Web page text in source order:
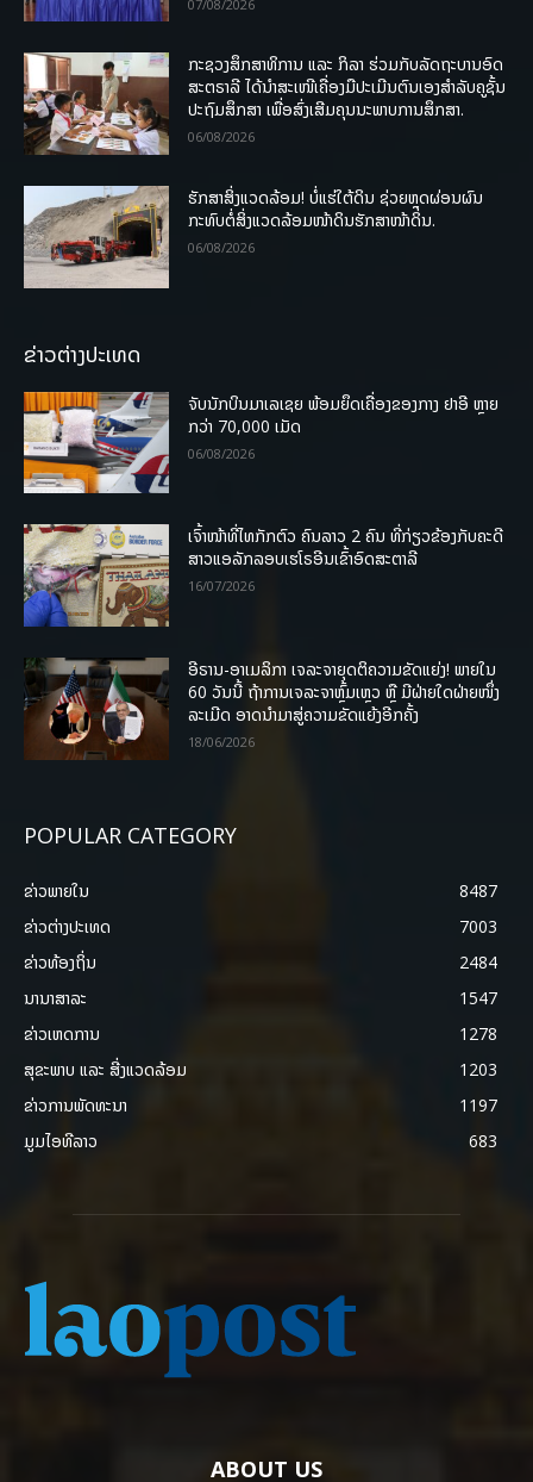
07/08/2026
ກະຊວງສຶກສາທິການ ແລະ ກິລາ ຮ່ວມກັບລັດຖະບານອົດ
ສະຕຣາລີ ໄດ້ນຳສະເໜີເຄື່ອງມືປະເມີນຕົນເອງສຳລັບຄູຊັ້ນ
ປະຖົມສຶກສາ ເພື່ອສົ່ງເສີມຄຸນນະພາບການສຶກສາ.
06/08/2026
ຮັກສາສິ່ງແວດລ້ອມ! ບໍ່ແຮ່ໃຕ້ດິນ ຊ່ວຍຫຼຸດຜ່ອນຜົນ
ກະທົບຕໍ່ສິ່ງແວດລ້ອມໜ້າດິນຮັກສາໜ້າດິນ.
06/08/2026
ຂ່າວຕ່າງປະເທດ
ຈັບນັກບິນມາເລເຊຍ ພ້ອມຍຶດເຄື່ອງຂອງກາງ ຢາອີ ຫຼາຍ
ກວ່າ 70,000 ເມັດ
06/08/2026
ເຈົ້າໜ້າທີ່ໄທກັກຕົວ ຄົນລາວ 2 ຄົນ ທີ່ກ່ຽວຂ້ອງກັບຄະດີ
ສາວແອລັກລອບເຮໂຣອີນເຂົ້າອົດສະຕາລີ
16/07/2026
ອີຣານ-ອາເມລິກາ ເຈລະຈາຍຸດຕິຄວາມຂັດແຍ່ງ! ພາຍໃນ
60 ວັນນີ້ ຖ້າການເຈລະຈາຫຼົ້ມເຫຼວ ຫຼື ມີຝ່າຍໃດຝ່າຍໜຶ່ງ
ລະເມີດ ອາດນໍາມາສູ່ຄວາມຂັດແຍ້ງອີກຄັ້ງ
18/06/2026
POPULAR CATEGORY
ຂ່າວພາຍ​ໃນ
8487
ຂ່າວຕ່າງປະເທດ
7003
ຂ່າວທ້ອງຖິ່ນ
2484
ນານາສາລະ
1547
ຂ່າວເຫດການ
1278
ສຸຂະພາບ ແລະ ສີ່ງແວດລ້ອມ
1203
ຂ່າວການພັດທະນາ
1197
ມູມໄອທີລາວ
683
ABOUT US